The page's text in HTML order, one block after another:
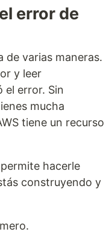
error de
de varias maneras.
y leer
el error. Sin
mucha
tiene un recurso
hacerle
construyendo y